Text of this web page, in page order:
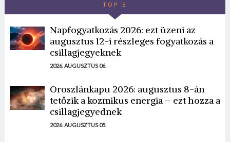
TOP 5
Napfogyatkozás 2026: ezt üzeni az
augusztus 12-i részleges fogyatkozás a
csillagjegyeknek
2026. AUGUSZTUS 06.
Oroszlánkapu 2026: augusztus 8-án
tetőzik a kozmikus energia – ezt hozza a
csillagjegyednek
2026. AUGUSZTUS 05.